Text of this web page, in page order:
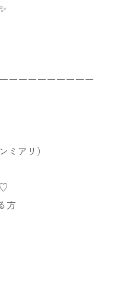
ーーーーーーーーー
ミアリ）
方